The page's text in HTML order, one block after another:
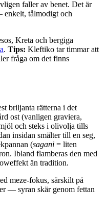
faller av benet. Det är
enkelt, tålmodigt och
Kreta och bergiga
. Tips: Kleftiko tar timmar att
fråga om det finns
briljanta rätterna i det
ost (vanligen graviera,
och steks i olivolja tills
insidan smälter till en seg,
(sagani = liten
Ibland flamberas den med
än tradition.
meze-fokus, särskilt på
— syran skär genom fettan